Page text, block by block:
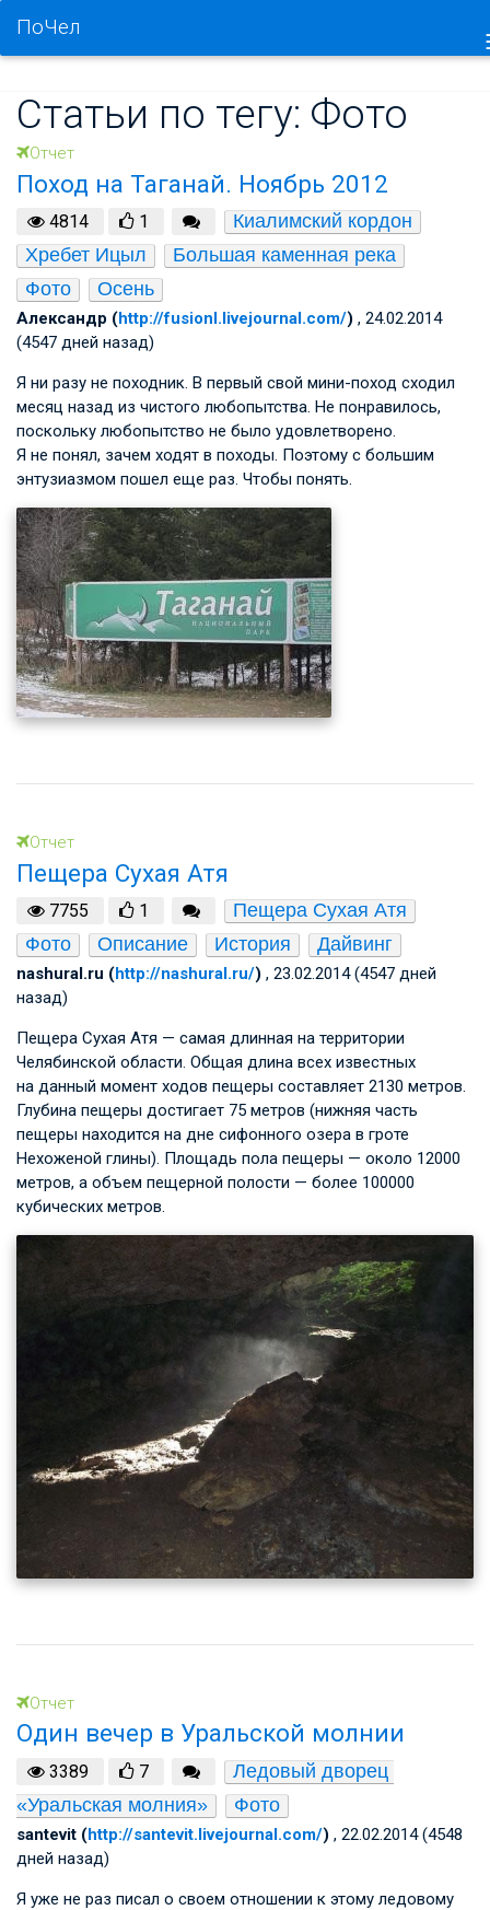
ПоЧел
Статьи по тегу: Фото
Отчет
Поход на Таганай. Ноябрь 2012
4814 1
Киалимский кордон
Хребет Ицыл
Большая каменная река
Фото
Осень
Александр (http://fusionl.livejournal.com/) , 24.02.2014
(4547 дней назад)
Я ни разу не походник. В первый свой мини-поход сходил
месяц назад из чистого любопытства. Не понравилось,
поскольку любопытство не было удовлетворено.
Я не понял, зачем ходят в походы. Поэтому с большим
энтузиазмом пошел еще раз. Чтобы понять.
Отчет
Пещера Сухая Атя
7755 1
Пещера Сухая Атя
Фото
Описание История Дайвинг
nashural.ru (http://nashural.ru/) , 23.02.2014 (4547 дней
назад)
Пещера Сухая Атя — самая длинная на территории
Челябинской области. Общая длина всех известных
на данный момент ходов пещеры составляет 2130 метров.
Глубина пещеры достигает 75 метров (нижняя часть
пещеры находится на дне сифонного озера в гроте
Нехоженой глины). Площадь пола пещеры — около 12000
метров, а объем пещерной полости — более 100000
кубических метров.
Отчет
Один вечер в Уральской молнии
3389 7
Ледовый дворец
«Уральская молния»
Фото
santevit (http://santevit.livejournal.com/) , 22.02.2014 (4548
дней назад)
Я уже не раз писал о своем отношении к этому ледовому